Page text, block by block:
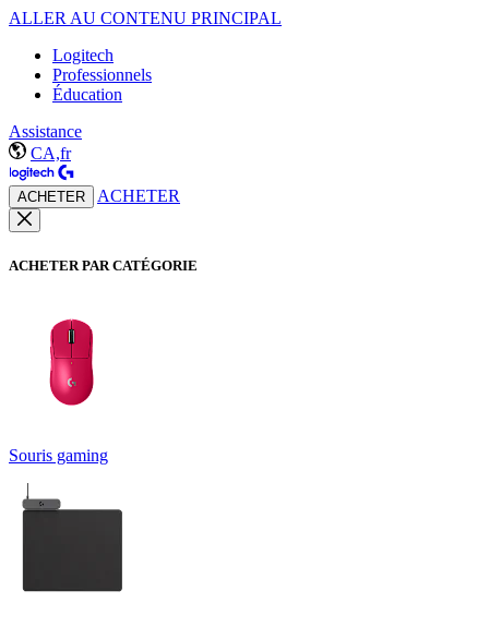
ALLER AU CONTENU PRINCIPAL
Logitech
Professionnels
Éducation
Assistance
CA,fr
ACHETER ACHETER
ACHETER PAR CATÉGORIE
Souris gaming